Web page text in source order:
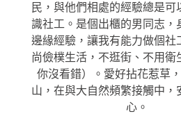
民，與他們相處的經驗總是可
識社工。是個出櫃的男同志，
邊緣經驗，讓我有能力做個社
尚儉樸生活，不逛街、不用衛
你沒看錯）。愛好拈花惹草
山，在與大自然頻繁接觸中，
心。